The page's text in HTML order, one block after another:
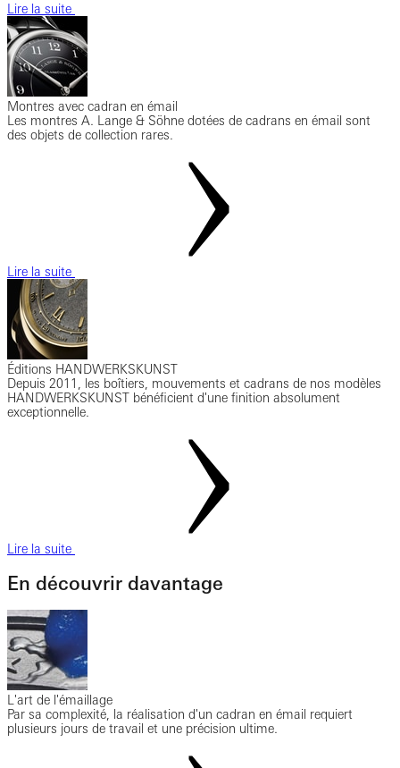
Lire la suite
Montres avec cadran en émail
Les montres A. Lange & Söhne dotées de cadrans en émail sont
des objets de collection rares.
Lire la suite
Éditions HANDWERKSKUNST
Depuis 2011, les boîtiers, mouvements et cadrans de nos modèles
HANDWERKSKUNST bénéficient d'une finition absolument
exceptionnelle.
Lire la suite
En découvrir davantage
L'art de l'émaillage
Par sa complexité, la réalisation d'un cadran en émail requiert
plusieurs jours de travail et une précision ultime.